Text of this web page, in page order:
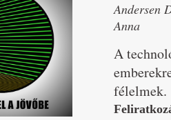
Andersen
Anna
A
félelmek.